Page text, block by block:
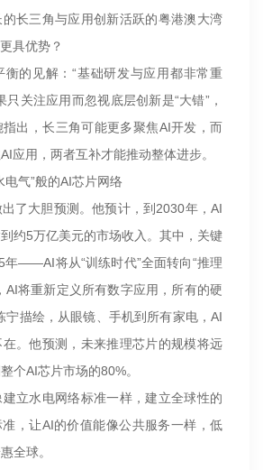
长三角与应用创新活跃的粤港澳大湾
具优势？
衡的见解：“基础研发与应用都非常重
只关注应用而忽视底层创新是“大错”，
指出，长三角可能更多聚焦AI开发，而
应用，两者互补才能推动整体进步。
电气”般的AI芯片网络
了大胆预测。他预计，到2030年，AI
约5万亿美元的市场收入。其中，关键
年——AI将从“训练时代”全面转向“推理
AI将重新定义所有数字应用，所有的硬
宁描绘，从眼镜、手机到所有家电，AI
。他预测，未来推理芯片的规模将远
个AI芯片市场的80%。
立水电网络标准一样，建立全球性的
，让AI的价值能像公共服务一样，低
全球。